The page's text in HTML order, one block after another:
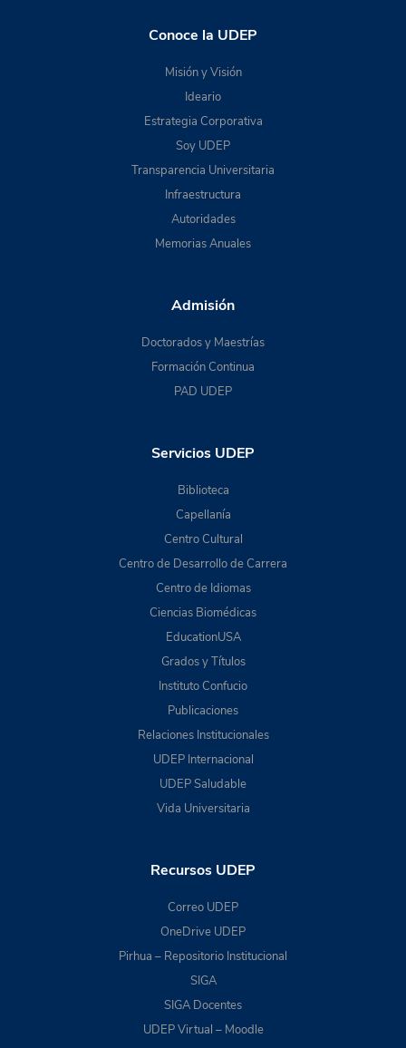
Conoce la UDEP
Misión y Visión
Ideario
Estrategia Corporativa
Soy UDEP
Transparencia Universitaria
Infraestructura
Autoridades
Memorias Anuales
Admisión
Doctorados y Maestrías
Formación Continua
PAD UDEP
Servicios UDEP
Biblioteca
Capellanía
Centro Cultural
Centro de Desarrollo de Carrera
Centro de Idiomas
Ciencias Biomédicas
EducationUSA
Grados y Títulos
Instituto Confucio
Publicaciones
Relaciones Institucionales
UDEP Internacional
UDEP Saludable
Vida Universitaria
Recursos UDEP
Correo UDEP
OneDrive UDEP
Pirhua – Repositorio Institucional
SIGA
SIGA Docentes
UDEP Virtual – Moodle